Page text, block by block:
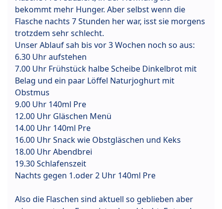
bekommt mehr Hunger. Aber selbst wenn die
Flasche nachts 7 Stunden her war, isst sie morgens
trotzdem sehr schlecht.
Unser Ablauf sah bis vor 3 Wochen noch so aus:
6.30 Uhr aufstehen
7.00 Uhr Frühstück halbe Scheibe Dinkelbrot mit
Belag und ein paar Löffel Naturjoghurt mit
Obstmus
9.00 Uhr 140ml Pre
12.00 Uhr Gläschen Menü
14.00 Uhr 140ml Pre
16.00 Uhr Snack wie Obstgläschen und Keks
18.00 Uhr Abendbrei
19.30 Schlafenszeit
Nachts gegen 1.oder 2 Uhr 140ml Pre
Also die Flaschen sind aktuell so geblieben aber